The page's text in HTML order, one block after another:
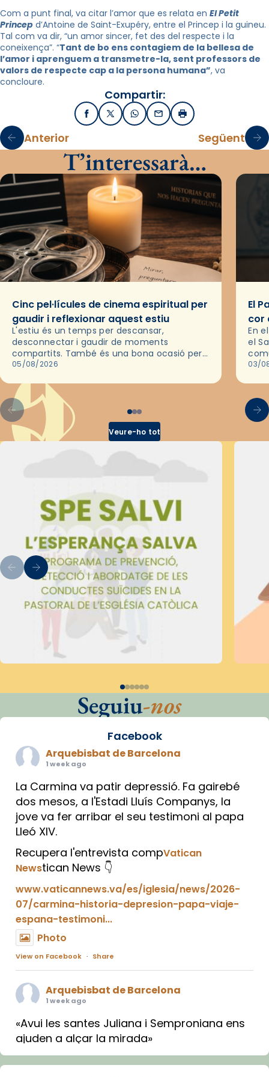
Com a punt final, va citar l’amor que es relata en El Petit
Princep d’Antoine de Saint-Exupéry, entre el Princep i la guineu.
Tal com va dir, “un amor sincer, fet des del respecte i la
coneixença”. “Tant de bo ens contagiem de la bellesa de
l’amor i aprenguem a transmetre-la, sent professors de
valors de respecte cap a la persona humana”, va
concloure.
Compartir:
FacebookX / TwitterWhatsApp
EmailImprimir
Anterior Següent
T’interessarà…
Cinc pel·lícules de cinema espiritual per
gaudir i reflexionar aquest estiu
L'estiu és un temps per descansar,
desconnectar i gaudir de moments
compartits. També és una bona ocasió per
deixar-se portar per una bona història i, a
05/08/2026
El
cor
En
el
de
03/
Veure-ho tot
Seguiu-nos
Facebook
Arquebisbat de Barcelona
1 week ago
La Carmina va patir depressió. Fa gairebé
dos mesos, a l'Estadi Lluís Companys, la
jove va fer arribar el seu testimoni al papa
Lleó XIV.
Recupera l'entrevista compVatican
Newstican News 👇
www.vaticannews.va/es/iglesia/news/2026-
07/carmina-historia-depresion-papa-viaje-
espana-testimoni...
Photo
View on Facebook · Share
Arquebisbat de Barcelona
1 week ago
«Avui les santes Juliana i Semproniana ens
ajuden a alçar la mirada»
Mons. Sergi Gordo, bisbe de Tortosa, ha